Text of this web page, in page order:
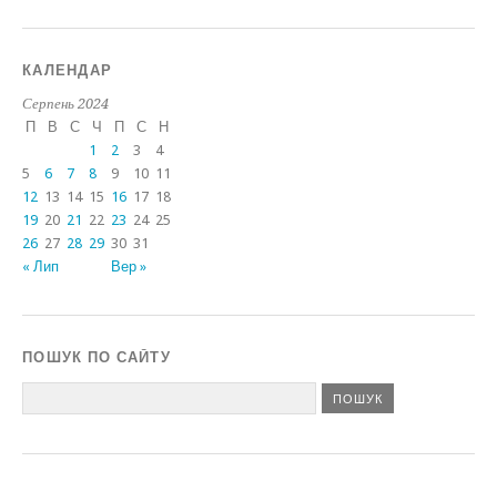
КАЛЕНДАР
Серпень 2024
П
В С Ч П С Н
« Лип Вер »
1 2 3
4
5
6 7 8 9 10 11
12 13 14 15 16 17 18
19 20 21 22 23 24 25
26 27 28 29 30 31
ПОШУК ПО САЙТУ